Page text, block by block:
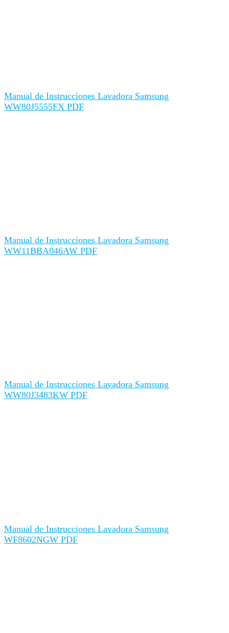
Manual de Instrucciones Lavadora Samsung
WW80J5555FX PDF
Manual de Instrucciones Lavadora Samsung
WW11BBA046AW PDF
Manual de Instrucciones Lavadora Samsung
WW80J3483KW PDF
Manual de Instrucciones Lavadora Samsung
WF8602NGW PDF